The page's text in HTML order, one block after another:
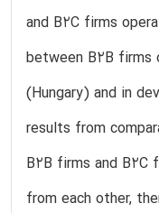
and B2C firms
between B2B firms
(Hungary) and in
results from
B2B firms and
from each other,